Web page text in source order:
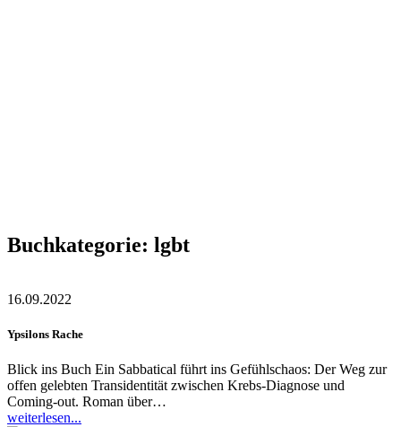
Buchkategorie: lgbt
16.09.2022
Ypsilons Rache
Blick ins Buch Ein Sabbatical führt ins Gefühlschaos: Der Weg zur
offen gelebten Transidentität zwischen Krebs-Diagnose und
Coming-out. Roman über…
weiterlesen...